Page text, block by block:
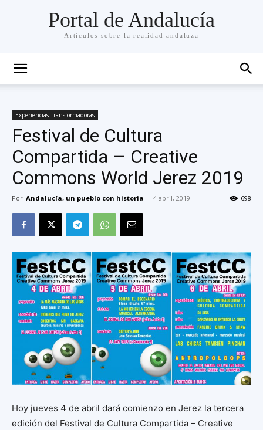
Portal de Andalucía
Artículos sobre la realidad andaluza
Experiencias Transformadoras
Festival de Cultura
Compartida – Creative
Commons World Jerez 2019
Por Andalucía, un pueblo con historia - 4 abril, 2019 698
Hoy jueves 4 de abril dará comienzo en Jerez la tercera
edición del Festival de Cultura Compartida – Creative